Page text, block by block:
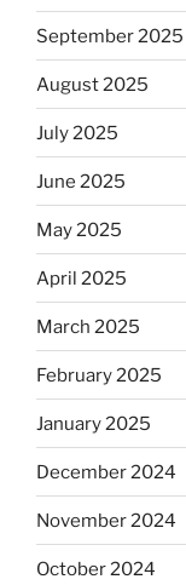
September 2025
August 2025
July 2025
June 2025
May 2025
April 2025
March 2025
February 2025
January 2025
December 2024
November 2024
October 2024